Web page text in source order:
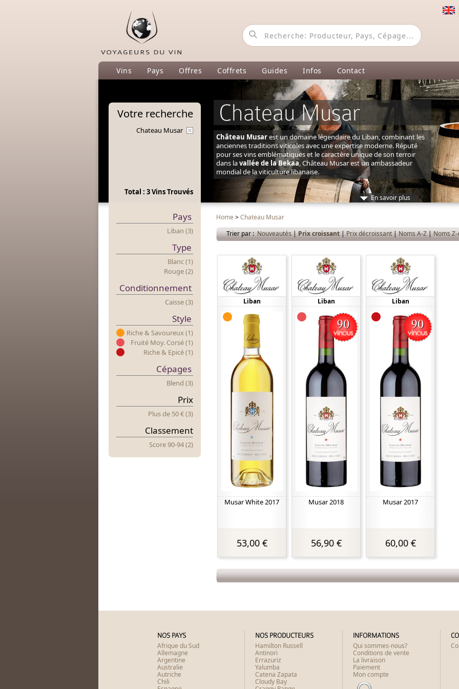
Vins Pays Offres Coffrets Guides Infos Contact
Votre recherche
Chateau Musar
Total : 3 Vins Trouvés
Pays
Liban (3)
Type
Blanc (1)
Rouge (2)
Conditionnement
Caisse (3)
Style
Riche & Savoureux (1)
Fruité Moy. Corsé (1)
Riche & Epicé (1)
Cépages
Blend (3)
Prix
PlusdE 50 € (3)
Classement
Score 90-94 (2)
Chateau Musar
Château Musarest un domaine légendaire du Liban, combinant les
anciennes traditions viticoles avec une expertise moderne. Réputé
pour ses vins emblématiques et le caractère unique de son terroir
dans lavallée de la Bekaa, Château Musar est un ambassadeur
mondial de la viticulture libanaise.
En savoir plus
Home >Chateau Musar
Trier par :Nouveautés|Prix croissant|Prix décroissant|Noms A-Z|Noms Z-
Liban
Musar White 2017
53,00 €
Liban
Musar 2018
56,90 €
Liban
Musar 2017
60,00 €
NOS PAYS
Afrique du Sud
Allemagne
Argentine
Australie
Autriche
Chili
NOS PRODUCTEURS
Hamilton Russell
Antinori
Errazuriz
Yalumba
Catena Zapata
Cloudy Bay
INFORMATIONS
Qui sommes-nous?
Conditions de vente
La livraison
Paiement
Mon compte